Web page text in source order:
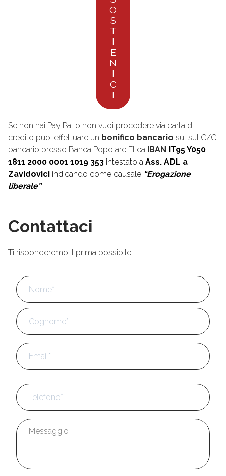
O
S
T
I
E
N
I
C
I
Se non hai Pay Pal o non vuoi procedere via carta di
credito puoi effettuare un bonifico bancario sul sul C/C
bancario presso Banca Popolare Etica IBAN
IT95 Y050
1811 2000 0001 1019 353 intestato a Ass. ADL a
Zavidovici indicando come causale “Erogazione
liberale”.
Contattaci
Ti risponderemo il prima possibile.
Nome
Email
Telefono *
Messaggio